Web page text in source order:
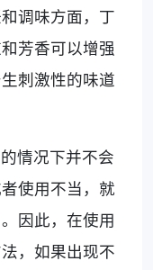
调味方面，丁
芳香可以增强
刺激性的味道
情况下并不会
使用不当，就
因此，在使用
，如果出现不